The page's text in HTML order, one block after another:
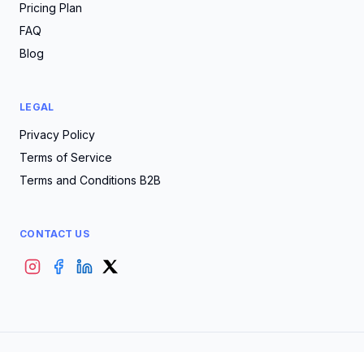
Pricing Plan
FAQ
Blog
LEGAL
Privacy Policy
Terms of Service
Terms and Conditions B2B
CONTACT US